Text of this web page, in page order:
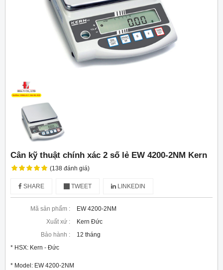
Cân kỹ thuật chính xác 2 số lẻ EW 4200-2NM Kern
(138 đánh giá)
SHARE TWEET LINKEDIN
Mã sản phẩm :
EW 4200-2NM
Xuất xứ :
Kern Đức
Bảo hành :
12 tháng
* HSX: Kern - Đức
* Model: EW 4200-2NM